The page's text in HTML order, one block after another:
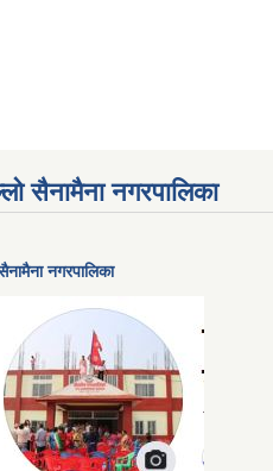
सैनामैना नगरपालिका
नगरपालिका